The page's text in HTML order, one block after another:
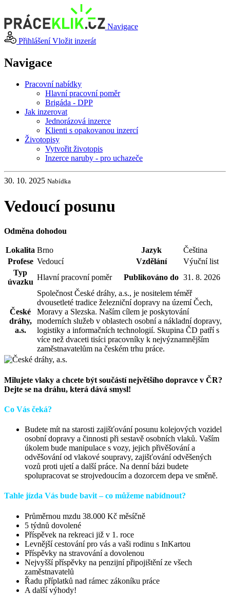
Navigace
PřihlášeníVložit inzerát
Navigace
Pracovní nabídky
Hlavní pracovní poměr
Brigáda - DPP
Jak inzerovat
Jednorázová inzerce
Klienti s opakovanou inzercí
Životopisy
Vytvořit životopis
Inzerce naruby - pro uchazeče
30. 10. 2025 Nabídka
Vedoucí posunu
Odměna dohodou
Lokalita Brno Jazyk
Čeština
Profese Vedoucí Vzdělání
Výuční list
Typ
úvazku
Hlavní pracovní poměr Publikováno do 31. 8. 2026
České
dráhy,
a.s.
Společnost České dráhy, a.s., je nositelem téměř
dvousetleté tradice železniční dopravy na území Čech,
Moravy a Slezska. Naším cílem je poskytování
moderních služeb v oblastech osobní a nákladní dopravy,
logistiky a informačních technologií. Skupina ČD patří s
více než dvaceti tisíci pracovníky k nejvýznamnějším
zaměstnavatelům na českém trhu práce.
Milujete vlaky a chcete být součástí největšího dopravce v ČR?
Dejte se na dráhu, která dává smysl!
Co Vás čeká?
Budete mít na starosti zajišťování posunu kolejových vozidel
osobní dopravy a činnosti při sestavě osobních vlaků. Vaším
úkolem bude manipulace s vozy, jejich přivěšování a
odvěšování od vlakové soupravy, zajišťování odvěšených
vozů proti ujetí a další práce. Na denní bázi budete
spolupracovat se strojvedoucím a dozorcem depa ve směně.
Tahle jízda Vás bude bavit – co můžeme nabídnout?
Průměrnou mzdu 38.000 Kč měsíčně
5 týdnů dovolené
Příspěvek na rekreaci již v 1. roce
Levnější cestování pro vás a vaši rodinu s InKartou
Příspěvky na stravování a dovolenou
Nejvyšší příspěvky na penzijní připojištění ze všech
zaměstnavatelů
Řadu příplatků nad rámec zákoníku práce
A další výhody!